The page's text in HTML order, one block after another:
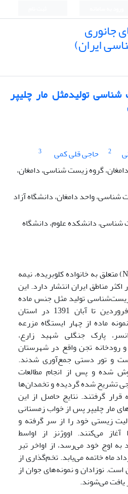
جانوری
ایران)
تولیدمثل مار چلیپر
2 حاجی قلی کمی
3
گروه زیست شناسی، دامغان،
واحد دامغان، دانشگاه آزاد
دانشکده علوم، دانشگاه
مار چلیپر (Natrix tessellata) متعلق به خانواده کلوبریده، نیمه
مناطق ایران انتشار دارد. این
تولید مثل جنس ماده
در مار چلیپر از اوایل فروردین تا آبان 1391 در استان‌
مازندران انجام شد. 63 نمونه ماده از چهار ایستگاه مزرعه
پارک جنگلی شهید زارع،
رودخانه تجن واقع در شهرستان
و تور دستی جمع‌آوری شدند.
شده و پس از انجام مطالعات
شده گردیده و تخمدان‌ها
قرار گرفتند. نتایج حاصل از این
مار چلیپر پس از خواب زمستانی
زیستی خود را از سر گرفته و
می‌کنند. اووژنز از اواسط
به اوج خود می‌رسد، از اواخر تیر
ماه خاتمه می‌یابد. تخم‌گذاری از
است. نوزادان و نمونه‌های جوان از
یافت می‌شوند.